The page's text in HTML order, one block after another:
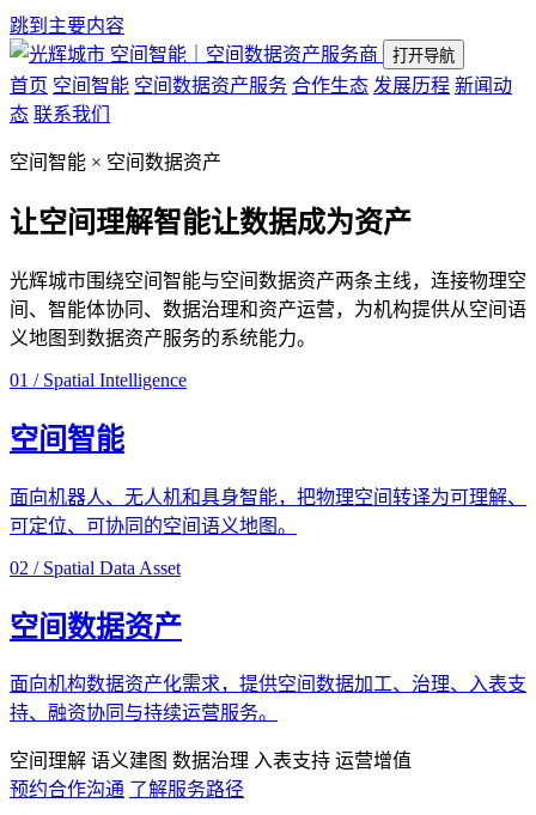
跳到主要内容
空间智能｜空间数据资产服务商
打开导航
首页 空间智能 空间数据资产服务 合作生态 发展历程 新闻动
态 联系我们
空间智能 × 空间数据资产
让空间理解智能让数据成为资产
光辉城市围绕空间智能与空间数据资产两条主线，连接物理空
间、智能体协同、数据治理和资产运营，为机构提供从空间语
义地图到数据资产服务的系统能力。
01 / Spatial Intelligence
空间智能
面向机器人、无人机和具身智能，把物理空间转译为可理解、
可定位、可协同的空间语义地图。
02 / Spatial Data Asset
空间数据资产
面向机构数据资产化需求，提供空间数据加工、治理、入表支
持、融资协同与持续运营服务。
空间理解 语义建图 数据治理 入表支持 运营增值
预约合作沟通 了解服务路径